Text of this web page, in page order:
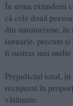
În urma extinderii
că cele două
din autoturisme, în
ianuarie, precum
fi sustras mai
Prejudiciul total, în
recuperat în
vătămate.